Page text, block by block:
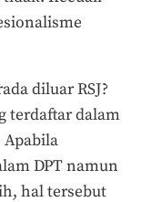
diluar RSJ?
terdaftar dalam
DPT namun
hal tersebut